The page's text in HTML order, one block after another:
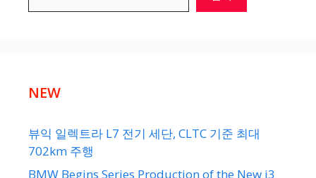
NEW
뷰익 일렉트라 L7 전기 세단, CLTC 기준 최대
702km 주행
BMW Begins Series Production of the New i3